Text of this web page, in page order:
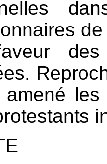
des
amené